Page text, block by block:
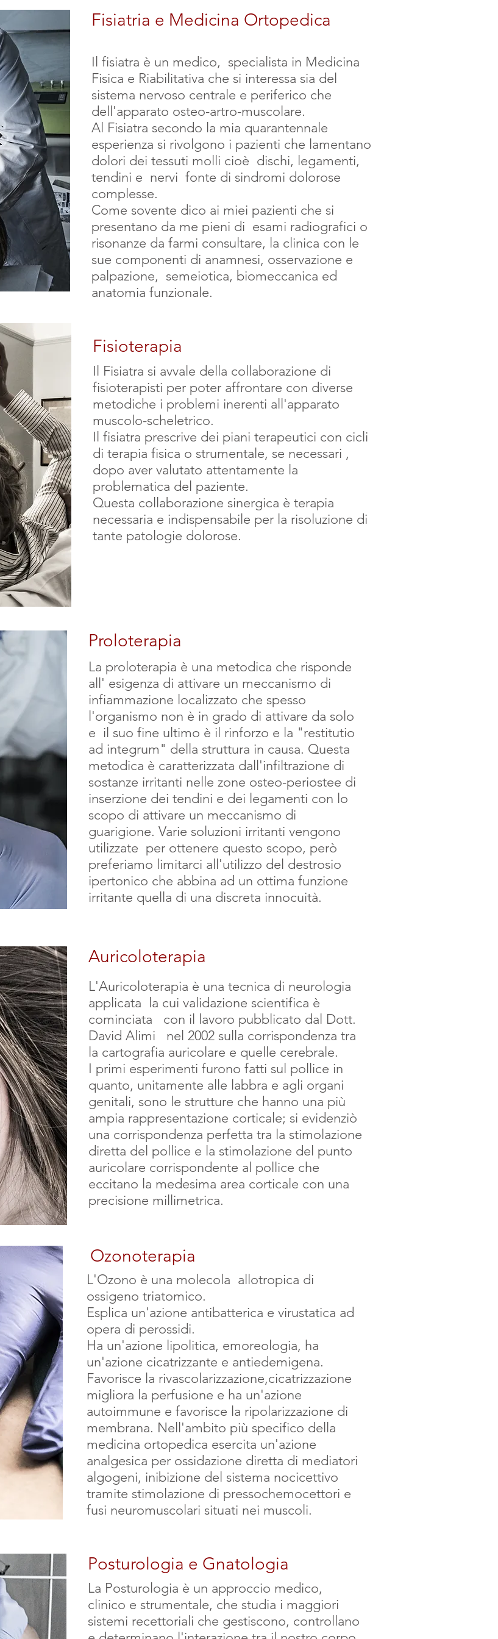
Fisiatria e Medicina Ortopedica
Il fisiatra è un medico, specialista in Medicina
Fisica e Riabilitativa che si interessa sia del
sistema nervoso centrale e periferico che
dell'apparato osteo-artro-muscolare.
Al Fisiatra secondo la mia quarantennale
esperienza si rivolgono i pazienti che lamentano
dolori dei tessuti molli cioè dischi, legamenti,
tendini e nervi fonte di sindromi dolorose
complesse.
Come sovente dico ai miei pazienti che si
presentano da me pieni di esami radiografici o
risonanze da farmi consultare, la clinica con le
sue componenti di anamnesi, osservazione e
palpazione, semeiotica, biomeccanica ed
anatomia funzionale.
Fisioterapia
Il Fisiatra si avvale della collaborazione di
fisioterapisti per poter affrontare con diverse
metodiche i problemi inerenti all'apparato
muscolo-scheletrico.
Il fisiatra prescrive dei piani terapeutici con cicli
di terapia fisica o strumentale, se necessari ,
dopo aver valutato attentamente la
problematica del paziente.
Questa collaborazione sinergica è terapia
necessaria e indispensabile per la risoluzione di
tante patologie dolorose.
Proloterapia
La proloterapia è una metodica che risponde
all' esigenza di attivare un meccanismo di
infiammazione localizzato che spesso
l'organismo non è in grado di attivare da solo
e il suo fine ultimo è il rinforzo e la "restitutio
ad integrum" della struttura in causa. Questa
metodica è caratterizzata dall'infiltrazione di
sostanze irritanti nelle zone osteo-periostee di
inserzione dei tendini e dei legamenti con lo
scopo di attivare un meccanismo di
guarigione. Varie soluzioni irritanti vengono
utilizzate per ottenere questo scopo, però
preferiamo limitarci all'utilizzo del destrosio
ipertonico che abbina ad un ottima funzione
irritante quella di una discreta innocuità.
Auricoloterapia
L'Auricoloterapia è una tecnica di neurologia
applicata la cui validazione scientifica è
cominciata con il lavoro pubblicato dal Dott.
David Alimi nel 2002 sulla corrispondenza tra
la cartografia auricolare e quelle cerebrale.
I primi esperimenti furono fatti sul pollice in
quanto, unitamente alle labbra e agli organi
genitali, sono le strutture che hanno una più
ampia rappresentazione corticale; si evidenziò
una corrispondenza perfetta tra la stimolazione
diretta del pollice e la stimolazione del punto
auricolare corrispondente al pollice che
eccitano la medesima area corticale con una
precisione millimetrica.
Ozonoterapia
L'Ozono è una molecola allotropica di
ossigeno triatomico.
Esplica un'azione antibatterica e virustatica ad
opera di perossidi.
Ha un'azione lipolitica, emoreologia, ha
un'azione cicatrizzante e antiedemigena.
Favorisce la rivascolarizzazione,cicatrizzazione
migliora la perfusione e ha un'azione
autoimmune e favorisce la ripolarizzazione di
membrana. Nell'ambito più specifico della
medicina ortopedica esercita un'azione
analgesica per ossidazione diretta di mediatori
algogeni, inibizione del sistema nocicettivo
tramite stimolazione di pressochemocettori e
fusi neuromuscolari situati nei muscoli.
Posturologia e Gnatologia
La Posturologia è un approccio medico,
clinico e strumentale, che studia i maggiori
sistemi recettoriali che gestiscono, controllano